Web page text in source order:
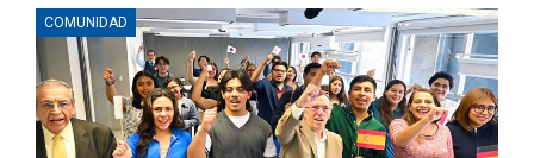
COMUNIDAD